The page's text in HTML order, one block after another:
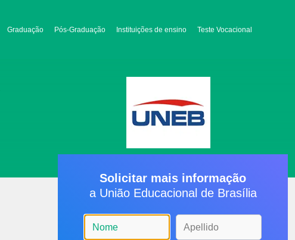
Graduação Pós-Graduação Instituições de ensino Teste Vocacional
Solicitar mais informação
a União Educacional de Brasília